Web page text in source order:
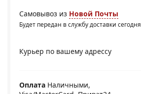
Самовывоз из Новой Почты
Будет передан в службу доставки сегодня
Курьер по вашему адрессу
Оплата Наличными,